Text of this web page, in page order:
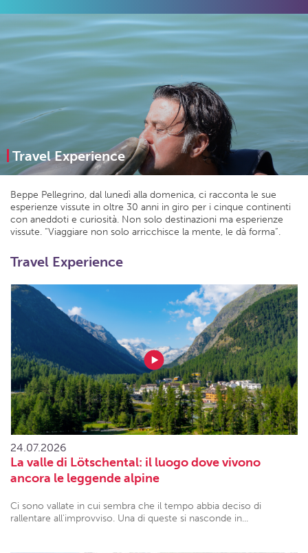
Travel Experience
Beppe Pellegrino, dal lunedì alla domenica, ci racconta le sue
esperienze vissute in oltre 30 anni in giro per i cinque continenti
con aneddoti e curiosità. Non solo destinazioni ma esperienze
vissute. “Viaggiare non solo arricchisce la mente, le dà forma”.
Travel Experience
24.07.2026
La valle di Lötschental: il luogo dove vivono
ancora le leggende alpine
Ci sono vallate in cui sembra che il tempo abbia deciso di
rallentare all'improvviso. Una di queste si nasconde in...